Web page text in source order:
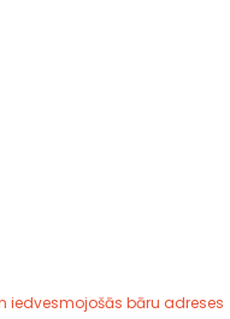
iedvesmojošās bāru adreses